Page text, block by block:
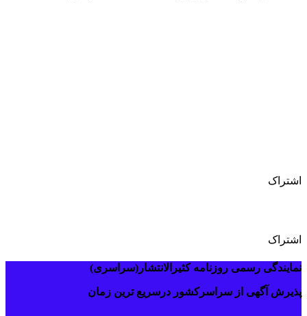
اشتراک
اشتراک
نمایندگی رسمی روزنامه کثیرالانتشار(سراسری)
پذیرش آگهی از سراسرکشور درسریع ترین زمان